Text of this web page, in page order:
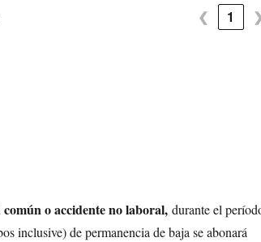
❮ 1
o accidente no laboral, durante el
inclusive) de permanencia de baja se abonará